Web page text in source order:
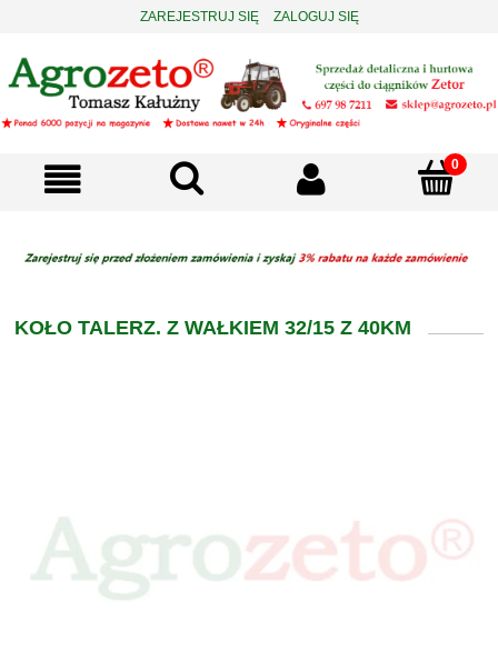
ZAREJESTRUJ SIĘ ZALOGUJ SIĘ
KOŁO TALERZ. Z WAŁKIEM 32/15 Z 40KM